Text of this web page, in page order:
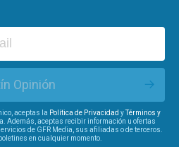
Opinión
aceptas la Política de Privacidad yTérminos y
Además, aceptas recibir información u ofertas
de GFR Media, sus afiliadas o de terceros.
en cualquier momento.